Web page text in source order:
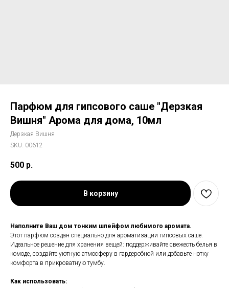
Парфюм для гипсового саше "Дерзкая
Вишня" Арома для дома, 10мл
Дерзкая Вишня
SKU: 00612
500 р.
В корзину
Наполните Ваш дом тонким шлейфом любимого аромата.
Этот парфюм создан специально для ароматизации гипсовых саше.
Идеальное решение для хранения вещей: поддерживайте свежесть белья в
комоде, создайте уютную атмосферу в гардеробной или добавьте нотку
комфорта в прикроватную тумбу.
Как использовать: